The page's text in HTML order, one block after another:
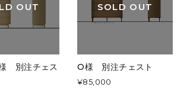
OUT
別注チェス
SOLD OUT
O様 別注チェスト
¥85,000